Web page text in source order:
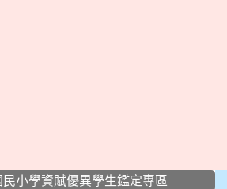
小學資賦優異學生鑑定專區